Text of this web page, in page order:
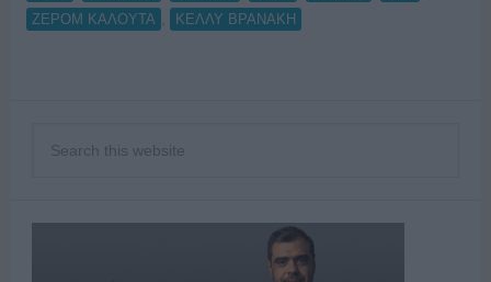
ΖΕΡΟΜ ΚΑΛΟΥΤΑ
ΚΕΛΛΥ ΒΡΑΝΑΚΗ